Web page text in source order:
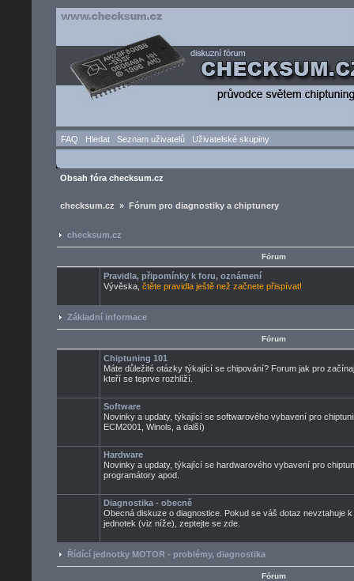
FAQ Hledat Seznam uživatelů Uživatelské skupiny
Obsah fóra checksum.cz
checksum.cz » Fórum pro diagnostiky a chiptunery
checksum.cz
Fórum
Pravidla, připomínky k foru, oznámení
Vývěska, čtěte pravidla ještě než začnete přispívat!
Základní informace
Fórum
Chiptuning 101
Máte důležité otázky týkající se chipování? Forum jak pro
kteří se teprve rozhlíží.
Software
Novinky a updaty, týkající se softwarového vybavení pro
ECM2001, Winols, a další)
Hardware
Novinky a updaty, týkající se hardwarového vybavení pro
programátory apod.
Diagnostika - obecně
Obecná diskuze o diagnostice. Pokud se váš dotaz nevztahuje
jednotek (viz níže), zeptejte se zde.
Řídící jednotky MOTOR - problémy, diagnostika
Fórum